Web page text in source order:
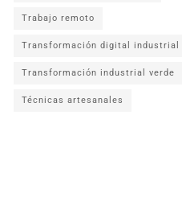
Trabajo remoto
Transformación digital industrial
Transformación industrial verde
Técnicas artesanales